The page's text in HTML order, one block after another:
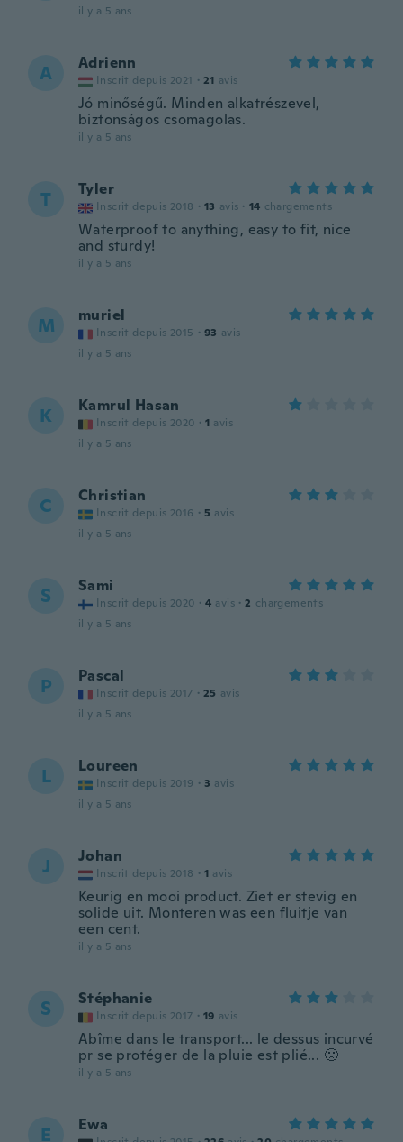
il y a 5 ans
A Adrienn
Inscrit depuis 2021 · 21 avis
Jó minőségű. Minden alkatrészevel,
biztonságos csomagolas.
il y a 5 ans
T Tyler
Inscrit depuis 2018 · 13 avis · 14 chargements
Waterproof to anything, easy to fit, nice
and sturdy!
il y a 5 ans
M muriel
Inscrit depuis 2015 · 93 avis
il y a 5 ans
K Kamrul Hasan
Inscrit depuis 2020 · 1 avis
il y a 5 ans
C Christian
Inscrit depuis 2016 · 5 avis
il y a 5 ans
S Sami
Inscrit depuis 2020 · 4 avis · 2 chargements
il y a 5 ans
P Pascal
Inscrit depuis 2017 · 25 avis
il y a 5 ans
L Loureen
Inscrit depuis 2019 · 3 avis
il y a 5 ans
J Johan
Inscrit depuis 2018 · 1 avis
Keurig en mooi product. Ziet er stevig en
solide uit. Monteren was een fluitje van
een cent.
il y a 5 ans
S Stéphanie
Inscrit depuis 2017 · 19 avis
Abîme dans le transport... le dessus incurvé
pr se protéger de la pluie est plié... 🙁
il y a 5 ans
E Ewa